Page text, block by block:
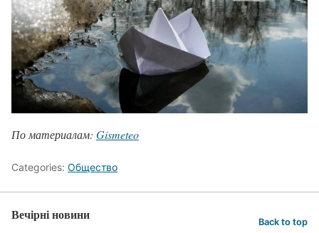
По материалам: Gismeteo
Categories: Общество
Вечірні новини Back to top